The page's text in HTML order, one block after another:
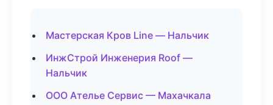
Мастерская Кров Line — Нальчик
ИнжСтрой Инженерия Roof —
Нальчик
ООО Ателье Сервис — Махачкала